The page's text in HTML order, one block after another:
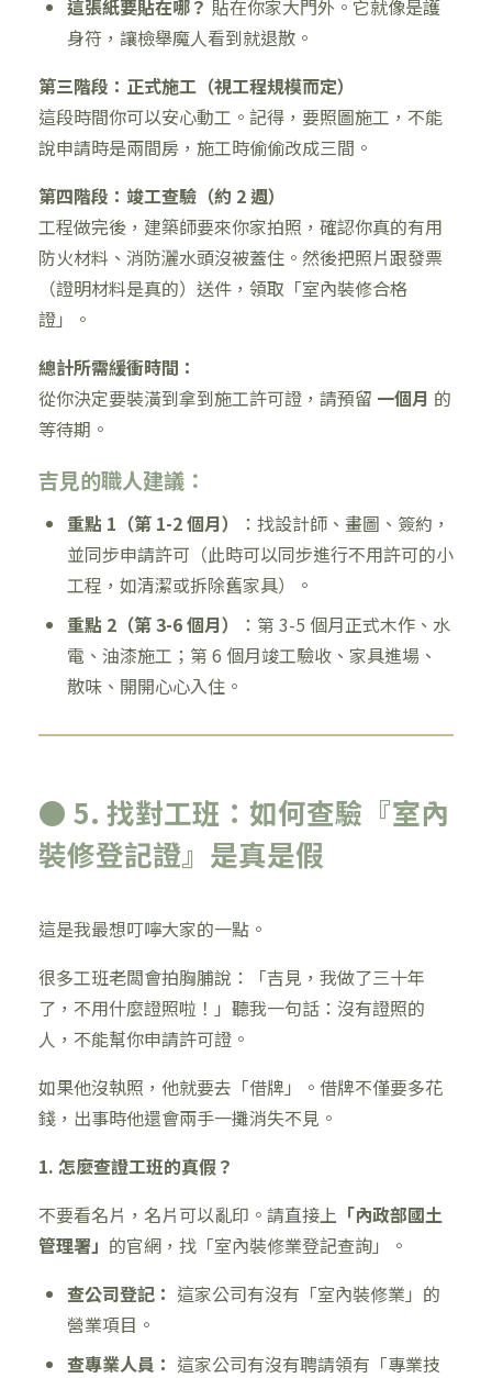
這張紙要貼在哪？ 貼在你家大門外。它就像是護
身符，讓檢舉魔人看到就退散。
第三階段：正式施工（視工程規模而定）
這段時間你可以安心動工。記得，要照圖施工，不能
說申請時是兩間房，施工時偷偷改成三間。
第四階段：竣工查驗（約 2 週）
工程做完後，建築師要來你家拍照，確認你真的有用
防火材料、消防灑水頭沒被蓋住。然後把照片跟發票
（證明材料是真的）送件，領取「室內裝修合格
證」。
總計所需緩衝時間：
從你決定要裝潢到拿到施工許可證，請預留 一個月 的
等待期。
吉見的職人建議：
重點 1（第 1-2 個月）
：找設計師、畫圖、簽約，
並同步申請許可（此時可以同步進行不用許可的小
工程，如清潔或拆除舊家具）。
重點 2（第 3-6 個月）
：第 3-5 個月正式木作、水
電、油漆施工；第 6 個月竣工驗收、家具進場、
散味、開開心心入住。
● 5. 找對工班：如何查驗『室內
裝修登記證』是真是假
這是我最想叮嚀大家的一點。
很多工班老闆會拍胸脯說：「吉見，我做了三十年
了，不用什麼證照啦！」聽我一句話：沒有證照的
人，不能幫你申請許可證。
如果他沒執照，他就要去「借牌」。借牌不僅要多花
錢，出事時他還會兩手一攤消失不見。
1. 怎麼查證工班的真假？
不要看名片，名片可以亂印。請直接上 「內政部國土
管理署」 的官網，找「室內裝修業登記查詢」。
查公司登記： 這家公司有沒有「室內裝修業」的
營業項目。
查專業人員： 這家公司有沒有聘請領有「專業技